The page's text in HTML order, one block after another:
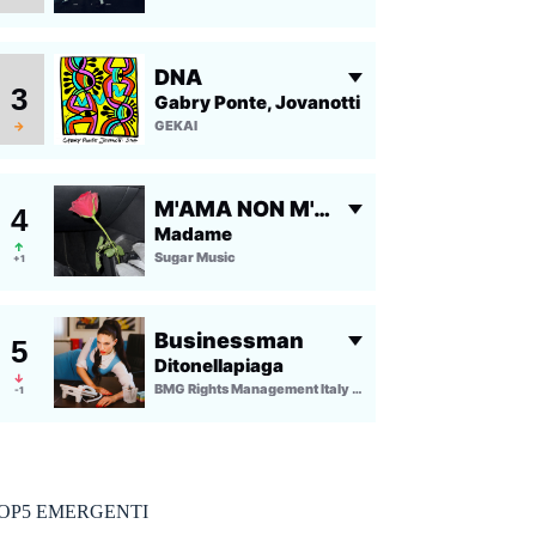
EMERGENTI